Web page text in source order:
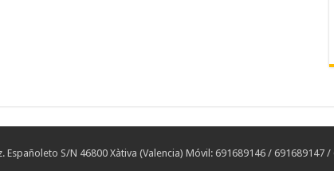
S/N 46800 Xàtiva (Valencia) Móvil: 691689146 / 691689147 /